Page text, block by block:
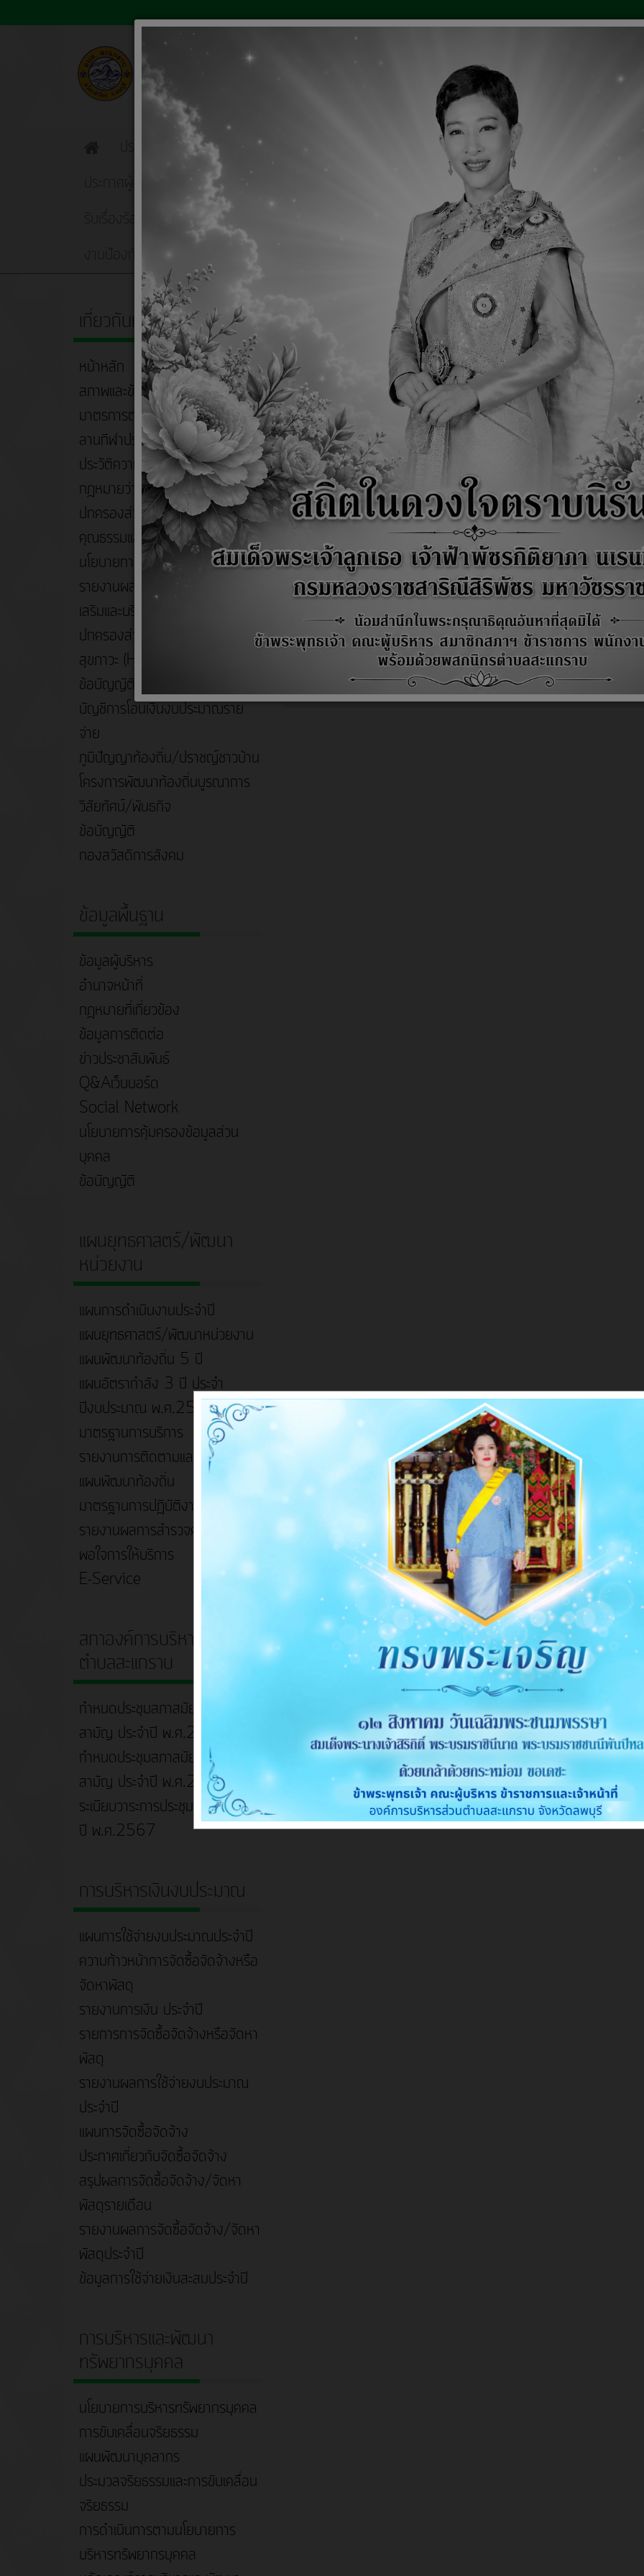
โครงการธนาคารขยะรีไซเคิล อาสาสมัครท้องถิ่นรักษ์โลก(อถล.)
ประกาศผู้ชนะการเสนอราคา ปีงบประมาณ พ.ศ.2569
งานควบคุมภายใน อบต.สะแกราบ
Social Network
ระบบจองคิวออนไลน์
งานป้องกันและบรรเทาสาธารณภัย
ชื่อ
การนำผลการประเมิน ita ไปสู่การพัฒนาองค์กร
มาตรการส่งเสริมคุณธรรมและความโปร่งใส ประจำปีงบประมาณ 2567
มาตรการส่งเสริมคุณธรรมและความโปร่งใส ประจำปีงบประมาณ 2566
มาตรการส่งเสริมคุณธรรมและความโปร่งใส ประจำปีงบประมาณ 2565
เรื่อง รายงานผลการดำเนินการระดับความโปร่งใสของหน่วยงานภาครัฐ (Integrity and
Assessment : ITA) ประจำปีงบประมาณ 2564
มาตรการส่งเสริมคุณธรรมและความโปร่งใส ประจำปีงบประมาณ 2564
บันทึกข้อความ เรื่อง รายงานผลการดำเนินการระดับความโปร่งใสของหน่วยงานภาครัฐ
เกี่ยวกับหน่วยงาน
หน้าหลัก
สภาพและข้อมูลพื้นฐาน
มาตรการต่างๆ
ลานกีฬาประจำหมู่บ้าน
ประวัติความเป็นมา
กฎหมายว่าด้วยการจัดตั้งองค์กร
ปกครองส่วนท้องถิ่น
คุณธรรมและจริยธรรม
นโยบายการกำกับดูแลองค์การที่ดี
รายงานผลการดำเนินการ การส่ง
เสริมและบริหารจัดการองค์กร
ปกครองส่วนท้องถิ่นให้เป็นองค์กร
สุขภาวะ (Happy Workplace)
ข้อบัญญัติอบต.
บัญชีการโอนเงินงบประมาณราย
จ่าย
ภูมิปัญญาท้องถิ่น/ปราชญ์ชาวบ้าน
โครงการพัฒนาท้องถิ่นบูรณาการ
วิสัยทัศน์/พันธกิจ
ข้อบัญญัติ
กองสวัสดิการสังคม
ข้อมูลพื้นฐาน
ข้อมูลผู้บริหาร
อำนาจหน้าที่
กฎหมายที่เกี่ยวข้อง
ข้อมูลการติดต่อ
ข่าวประชาสัมพันธ์
Q&Aเว็บบอร์ด
Social Network
นโยบายการคุ้มครองข้อมูลส่วน
บุคคล
ข้อบัญญัติ
แผนยุทธศาสตร์/พัฒนา
หน่วยงาน
แผนการดำเนินงานประจำปี
แผนยุทธศาสตร์/พัฒนาหน่วยงาน
แผนพัฒนาท้องถิ่น 5 ปี
แผนอัตรากำลัง 3 ปี ประจำ
ปีงบประมาณ พ.ศ.2567-2569
มาตรฐานการบริการ
รายงานการติดตามและประเมินผล
แผนพัฒนาท้องถิ่น
มาตรฐานการปฎิบัติงาน
รายงานผลการสำรวจความพึง
พอใจการให้บริการ
E-Service
สภาองค์การบริหารส่วน
ตำบลสะแกราบ
กำหนดประชุมสภาสมัยประชุม
สามัญ ประจำปี พ.ศ.2567
กำหนดประชุมสภาสมัยประชุม
สามัญ ประจำปี พ.ศ.2568
ระเบียบวาระการประชุมสภาฯ ประจำ
ปี พ.ศ.2567
การบริหารเงินงบประมาณ
แผนการใช้จ่ายงบประมาณประจำปี
ความก้าวหน้าการจัดซื้อจัดจ้างหรือ
จัดหาพัสดุ
รายงานการเงิน ประจำปี
รายการการจัดซื้อจัดจ้างหรือจัดหา
พัสดุ
รายงานผลการใช้จ่ายงบประมาณ
ประจำปี
แผนการจัดซื้อจัดจ้าง
ประกาศเกี่ยวกับจัดซื้อจัดจ้าง
สรุปผลการจัดซื้อจัดจ้าง/จัดหา
พัสดุรายเดือน
รายงานผลการจัดซื้อจัดจ้าง/จัดหา
พัสดุประจำปี
ข้อมูลการใช้จ่ายเงินสะสมประจำปี
การบริหารและพัฒนา
ทรัพยากรบุคคล
นโยบายการบริหารทรัพยากรบุคคล
การขับเคลื่อนจริยธรรม
แผนพัฒนาบุคลากร
ประมวลจริยธรรมและการขับเคลื่อน
จริยธรรม
การดำเนินการตามนโยบายการ
บริหารทรัพยากรบุคคล